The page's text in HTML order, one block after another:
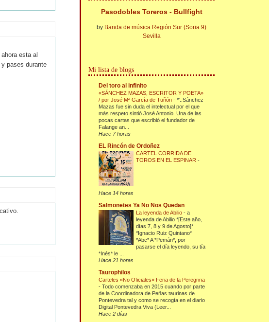
esta al
pases durante
Pasodobles Toreros - Bullfight
by Banda de música Región Sur (Soria 9)
Sevilla
Mi lista de blogs
Del toro al infinito
«SÁNCHEZ MAZAS, ESCRITOR Y POETA»
/ por José Mª García de Tuñón-*'..Sánchez
Mazas fue sin duda el intelectual por el que
más respeto sintió José Antonio. Una de las
pocas cartas que escribió el fundador de
Falange an...
Hace 7 horas
EL Rincón de Ordoñez
CARTEL CORRIDA DE
TOROS EN EL ESPINAR-
Hace 14 horas
Salmonetes Ya No Nos Quedan
La leyenda de Abilio-a
leyenda de Abilio *[Este año,
días 7, 8 y 9 de Agosto]*
*Ignacio Ruiz Quintano*
*Abc* A *Pemán*, por
pasarse el día leyendo, su tía
*Inés* le ...
Hace 21 horas
Taurophilos
Carteles «No Oficiales» Feria de la Peregrina
-Todo comenzaba en 2015 cuando por parte
de la Coordinadora de Peñas taurinas de
Pontevedra tal y como se recogía en el diario
Digital Pontevedra Viva (Leer...
Hace 2 días